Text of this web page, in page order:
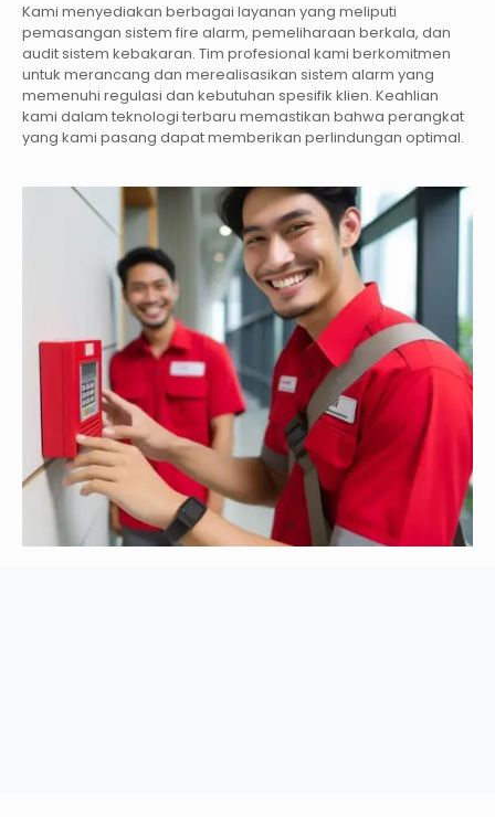
Kami menyediakan berbagai layanan yang meliputi
pemasangan sistem fire alarm, pemeliharaan berkala, dan
audit sistem kebakaran. Tim profesional kami berkomitmen
untuk merancang dan merealisasikan sistem alarm yang
memenuhi regulasi dan kebutuhan spesifik klien. Keahlian
kami dalam teknologi terbaru memastikan bahwa perangkat
yang kami pasang dapat memberikan perlindungan optimal.